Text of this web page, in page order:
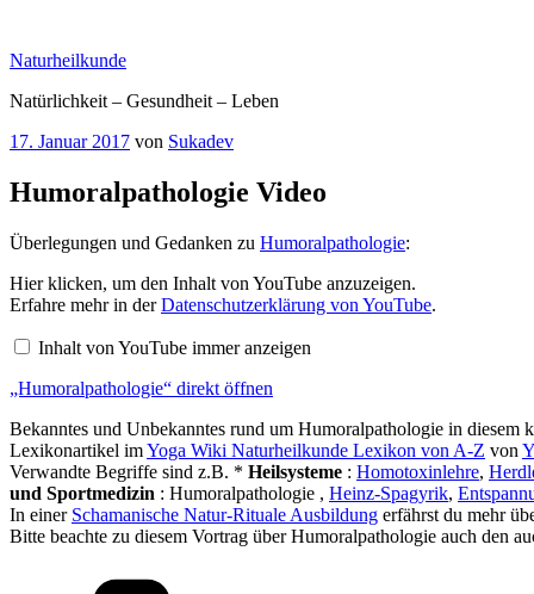
springen
Naturheilkunde
Natürlichkeit – Gesundheit – Leben
Veröffentlicht
17. Januar 2017 von Sukadev
Humoralpathologie Video
Überlegungen und Gedanken zu Humoralpathologie:
„Humoralpathologie“
von
YouTube
Hier klicken, um den Inhalt von YouTube anzuzeigen.
Erfahre mehr in derDatenschutzerklärung von YouTube.
Inhalt von YouTube immer anzeigen
„Humoralpathologie“ direkt öffnen
Bekanntes und Unbekanntes rund um Humoralpathologie in
Lexikonartikel imYoga Wiki Naturheilkunde Lexikon von A-Z von
Verwandte Begriffe sind z.B. * Heilsysteme : Homotoxinlehre,
und Sportmedizin : Humoralpathologie , Heinz-Spagyrik,
In einer Schamanische Natur-Rituale Ausbildung erfährst du mehr
Bitte beachte zu diesem Vortrag über Humoralpathologie auch den